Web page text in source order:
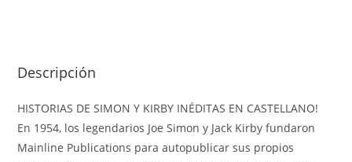
Descripción
HISTORIAS DE SIMON Y KIRBY INÉDITAS EN CASTELLANO!
En 1954, los legendarios Joe Simon y Jack Kirby fundaron
Mainline Publications para autopublicar sus propios